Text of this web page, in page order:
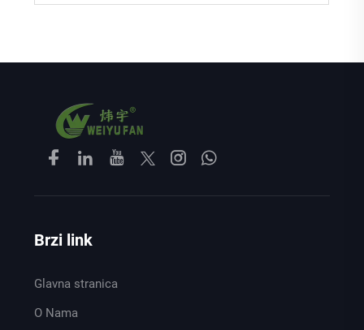
Brzi link
Glavna stranica
O Nama